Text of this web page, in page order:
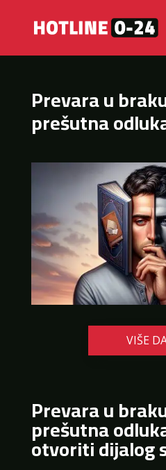
Prevara u
prešutna
VIŠE
Prevara u
prešutna
otvoriti dijalog